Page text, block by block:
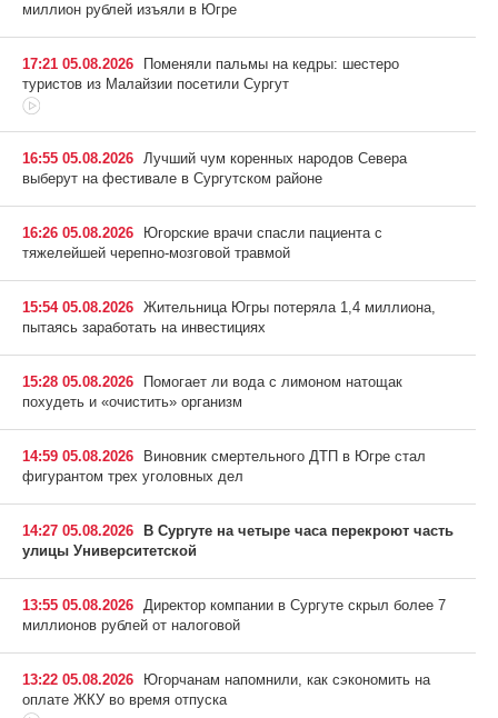
миллион рублей изъяли в Югре
17:21 05.08.2026
Поменяли пальмы на кедры: шестеро
туристов из Малайзии посетили Сургут
16:55 05.08.2026 Лучший чум коренных народов Севера
выберут на фестивале в Сургутском районе
16:26 05.08.2026
Югорские врачи спасли пациента с
тяжелейшей черепно-мозговой травмой
15:54 05.08.2026 Жительница Югры потеряла 1,4 миллиона,
пытаясь заработать на инвестициях
15:28 05.08.2026
Помогает ли вода с лимоном натощак
похудеть и «очистить» организм
14:59 05.08.2026
Виновник смертельного ДТП в Югре стал
фигурантом трех уголовных дел
14:27 05.08.2026
В Сургуте на четыре часа перекроют часть
улицы Университетской
13:55 05.08.2026 Директор компании в Сургуте скрыл более 7
миллионов рублей от налоговой
13:22 05.08.2026
Югорчанам напомнили, как сэкономить на
оплате ЖКУ во время отпуска